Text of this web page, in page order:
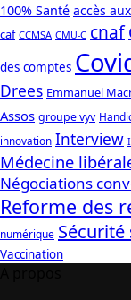
100% Santé accès
caf CCMSA CMU-C cnaf
des comptes
Drees Emmanuel
Assos groupe vyv
innovation Interview
Médecine
Négociations
Reforme des
numérique Sécurité
Vaccination